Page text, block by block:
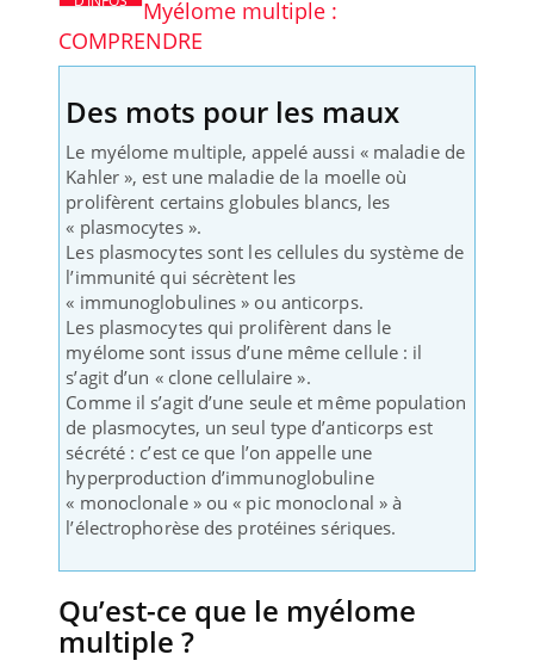
Myélome multiple :
COMPRENDRE
Des mots pour les maux
Le myélome multiple, appelé aussi « maladie de
Kahler », est une maladie de la moelle où
prolifèrent certains globules blancs, les
« plasmocytes ».
Les plasmocytes sont les cellules du système de
l’immunité qui sécrètent les
« immunoglobulines » ou anticorps.
Les plasmocytes qui prolifèrent dans le
myélome sont issus d’une même cellule : il
s’agit d’un « clone cellulaire ».
Comme il s’agit d’une seule et même population
de plasmocytes, un seul type d’anticorps est
sécrété : c’est ce que l’on appelle une
hyperproduction d’immunoglobuline
« monoclonale » ou « pic monoclonal » à
l’électrophorèse des protéines sériques.
Qu’est-ce que le myélome
multiple ?